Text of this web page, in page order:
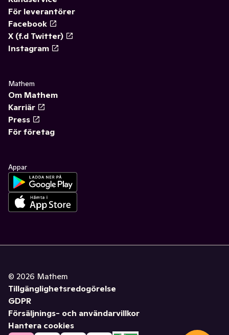
För leverantörer
Facebook
X (f.d Twitter)
Instagram
Mathem
Om Mathem
Karriär
Press
För företag
Appar
© 2026 Mathem
Tillgänglighetsredogörelse
GDPR
Försäljnings- och användarvillkor
Hantera cookies